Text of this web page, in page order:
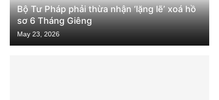
Bộ Tư Pháp phải thừa nhận ‘lặng lẽ’ xoá hồ
sơ 6 Tháng Giêng
May 23, 2026